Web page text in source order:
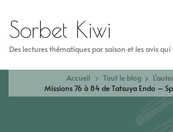
Sorbet Kiwi
Des lectures thématiques par saison et les avis
Accueil Tout le blog
Missions 76 à 84 de Tatsuya Endo –